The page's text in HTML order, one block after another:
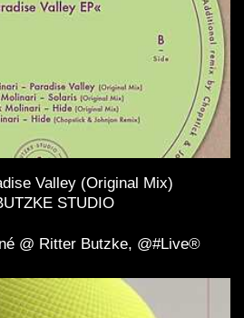
Valley (Original Mix)
STUDIO
@ Ritter Butzke, @#Live®